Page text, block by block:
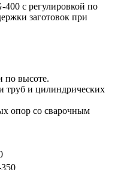
с регулировкой по
заготовок при
по высоте.
труб и цилиндрических
опор со сварочным